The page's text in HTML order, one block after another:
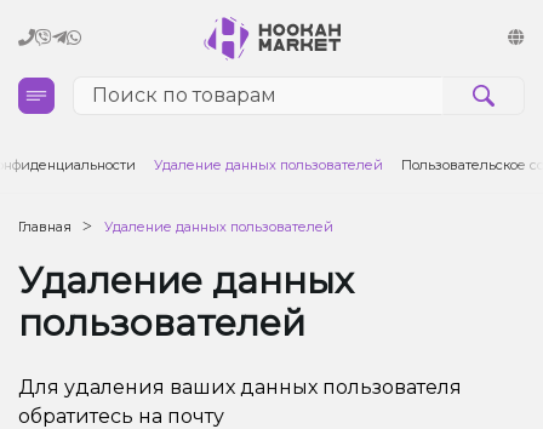
Кальяны
Табак для кальяна и кальянные смеси
Уголь для кальяна
Чаши для кальяна
Аксессуары для кальяна
Удаление данных пользователей Пользовательское
Главная Удаление данных пользователей
Удаление данных
пользователей
Для удаления ваших данных пользователя
обратитесь на почту